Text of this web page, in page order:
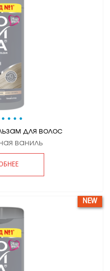
• • • •
для волос
ваниль
NEW